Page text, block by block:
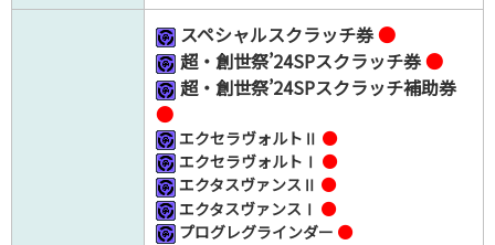
スペシャルスクラッチ券●
超・創世祭’24SPスクラッチ券●
超・創世祭’24SPスクラッチ補助券
●
エクセラヴォルトⅡ ●
エクセラヴォルトⅠ ●
エクタスヴァンスⅡ ●
エクタスヴァンス Ⅰ ●
プログレグラインダー ●